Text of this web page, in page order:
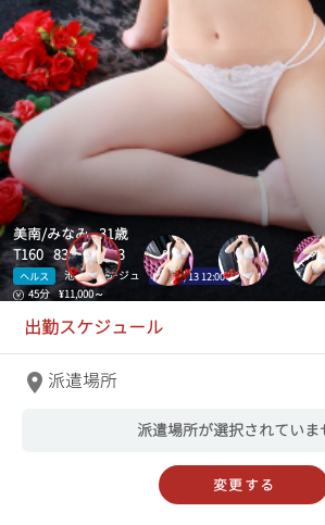
美南/みなみ 31歳
T160 83(B)-55-83
ヘルス 池袋アネージュ 次枠 8/13 12:00
45分
¥11,000～
出勤スケジュール
派遣場所
派遣場所が選択されていま
変更する